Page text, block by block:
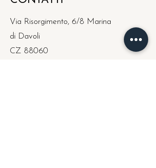
Via Risorgimento, 6/8 Marina
di Davoli
CZ 88060